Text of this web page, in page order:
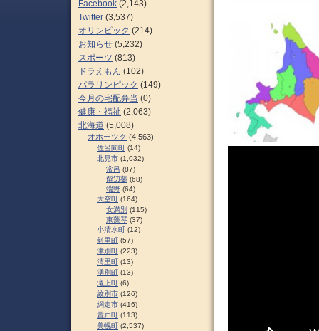
Facebook (2,143)
Twitter (3,537)
オリンピック (214)
お知らせ (5,232)
スポーツ (813)
ドラえもん (102)
パラリンピック (149)
今月の宅配弁当 (0)
健康・福祉 (2,063)
北海道 (5,008)
オホーツク (4,563)
佐呂間町 (14)
北見市 (1,032)
常呂 (87)
留辺蘂 (68)
端野 (64)
大空町 (164)
女満別 (115)
東藻琴 (37)
小清水町 (12)
斜里町 (57)
津別町 (223)
清里町 (13)
湧別町 (13)
滝上町 (6)
紋別市 (126)
網走市 (416)
置戸町 (113)
美幌町 (2,537)